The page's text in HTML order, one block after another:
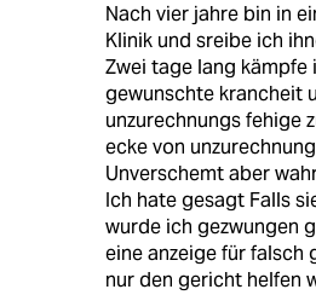
Nach vier jahre bin in
Klinik und sreibe ich
Zwei tage lang
gewunschte krancheit
unzurechnungs fehige
ecke von
Unverschemt aber
Ich hate gesagt Falls
wurde ich gezwungen
eine anzeige für falsch
nur den gericht helfen